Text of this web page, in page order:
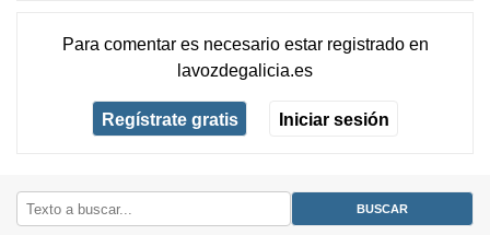
Para comentar es necesario estar registradoen
lavozdegalicia.es
Regístrate gratis Iniciar sesión